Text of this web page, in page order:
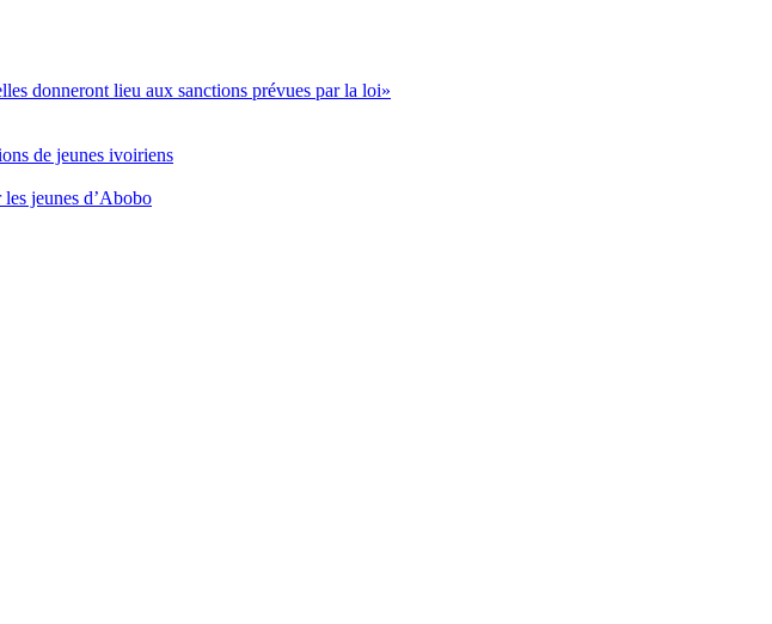
donneront lieu aux sanctions prévues par la loi»
de jeunes ivoiriens
jeunes d’Abobo